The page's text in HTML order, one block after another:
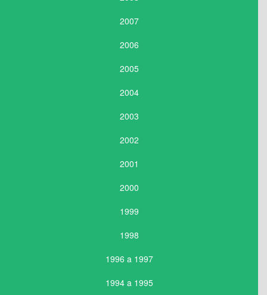
2007
2006
2005
2004
2003
2002
2001
2000
1999
1998
1996 a 1997
1994 a 1995